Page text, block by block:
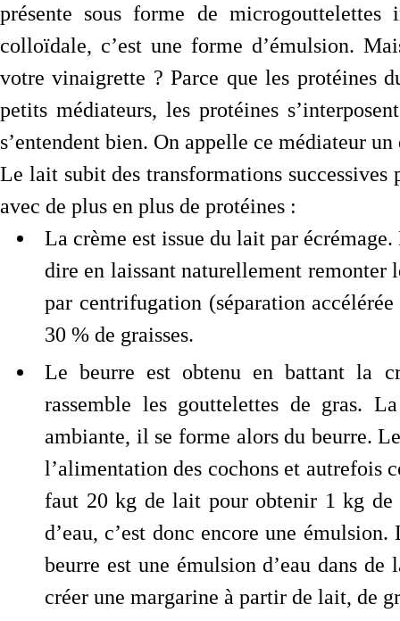
présente sous forme de microgouttelettes
colloïdale, c’est une forme d’émulsion.
votre vinaigrette ? Parce que les protéines
petits médiateurs, les protéines
s’entendent bien. On appelle ce médiateur
Le lait subit des transformations
avec de plus en plus de protéines :
La crème est issue du lait par
dire en laissant naturellement remonter
par centrifugation (séparation
30 % de graisses.
Le beurre est obtenu en battant la
rassemble les gouttelettes de gras.
ambiante, il se forme alors du beurre.
l’alimentation des cochons et autrefois
faut 20 kg de lait pour obtenir 1 kg de
d’eau, c’est donc encore une
beurre est une émulsion d’eau dans
créer une margarine à partir de lait, de